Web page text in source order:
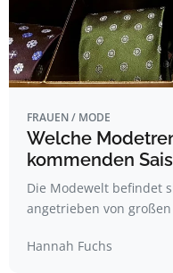
FRAUEN / MODE
Welche
kommenden
Die Modewelt befindet
angetrieben von
Hannah Fuchs